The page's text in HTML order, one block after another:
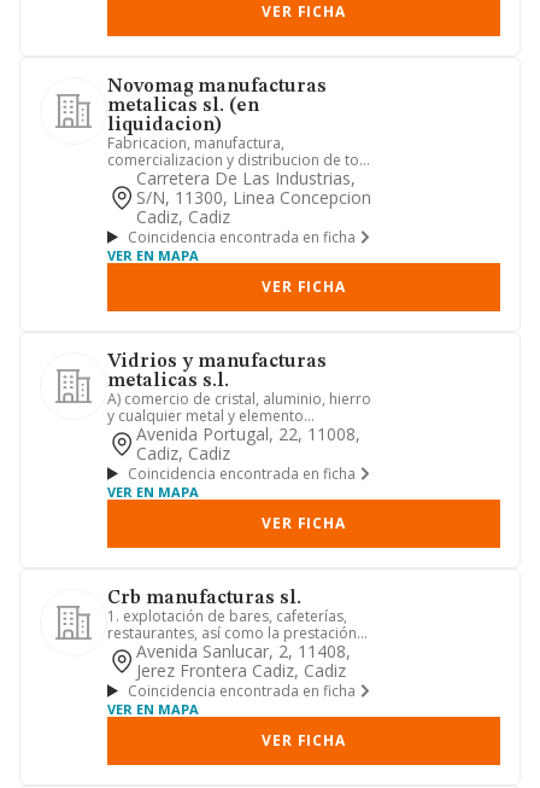
VER FICHA
Novomag manufacturas
metalicas sl. (en
liquidacion)
Fabricacion, manufactura,
comercializacion y distribucion de toda
clase de productos metalicos y mu...
Carretera De Las Industrias,
S/n, 11300, Linea Concepcion
Cadiz, Cadiz
Coincidencia encontrada en ficha
VER EN MAPA
VER FICHA
Vidrios y manufacturas
metalicas s.l.
A) comercio de cristal, aluminio, hierro
y cualquier metal y elemento
relacionado con la industria ...
Avenida Portugal, 22, 11008,
Cadiz, Cadiz
Coincidencia encontrada en ficha
VER EN MAPA
VER FICHA
Crb manufacturas sl.
1. explotación de bares, cafeterías,
restaurantes, así como la prestación
de servicios de catering....
Avenida Sanlucar, 2, 11408,
Jerez Frontera Cadiz, Cadiz
Coincidencia encontrada en ficha
VER EN MAPA
VER FICHA